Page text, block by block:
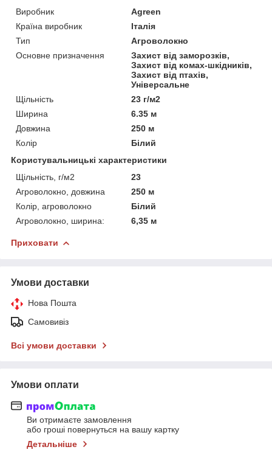
Виробник
Agreen
Країна виробник
Італія
Тип
Агроволокно
Основне призначення
Захист від заморозків,
Захист від комах-шкідників,
Захист від птахів,
Універсальне
Щільність
23 г/м2
Ширина
6.35 м
Довжина
250 м
Колір
Білий
Користувальницькі характеристики
Щільність, г/м2
23
Агроволокно, довжина
250 м
Колір, агроволокно
Білий
Агроволокно, ширина:
6,35 м
Приховати
Умови доставки
Нова Пошта
Самовивіз
Всі умови доставки
Умови оплати
Ви отримаєте замовлення
або гроші повернуться на вашу картку
Детальніше